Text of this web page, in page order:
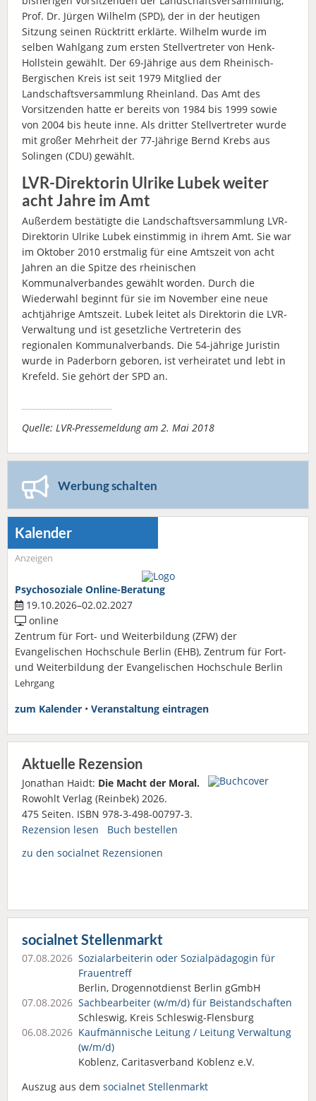
Prof. Dr. Jürgen Wilhelm (SPD), der in der heutigen
Sitzung seinen Rücktritt erklärte. Wilhelm wurde im
selben Wahlgang zum ersten Stellvertreter von Henk-
Hollstein gewählt. Der 69-Jährige aus dem Rheinisch-
Bergischen Kreis ist seit 1979 Mitglied der
Landschaftsversammlung Rheinland. Das Amt des
Vorsitzenden hatte er bereits von 1984 bis 1999 sowie
von 2004 bis heute inne. Als dritter Stellvertreter wurde
mit großer Mehrheit der 77-Jährige Bernd Krebs aus
Solingen (CDU) gewählt.
LVR-Direktorin Ulrike Lubek weiter
acht Jahre im Amt
Außerdem bestätigte die Landschaftsversammlung LVR-
Direktorin Ulrike Lubek einstimmig in ihrem Amt. Sie war
im Oktober 2010 erstmalig für eine Amtszeit von acht
Jahren an die Spitze des rheinischen
Kommunalverbandes gewählt worden. Durch die
Wiederwahl beginnt für sie im November eine neue
achtjährige Amtszeit. Lubek leitet als Direktorin die LVR-
Verwaltung und ist gesetzliche Vertreterin des
regionalen Kommunalverbands. Die 54-jährige Juristin
wurde in Paderborn geboren, ist verheiratet und lebt in
Krefeld. Sie gehört der SPD an.
Quelle: LVR-Pressemeldung am 2. Mai 2018
Werbung schalten
Kalender
Anzeigen
Psychosoziale Online-Beratung
19.10.2026–02.02.2027
online
Zentrum für Fort- und Weiterbildung (ZFW) der
Evangelischen Hochschule Berlin (EHB), Zentrum für Fort-
und Weiterbildung der Evangelischen Hochschule Berlin
Lehrgang
zum Kalender • Veranstaltung eintragen
Aktuelle Rezension
Jonathan Haidt: Die Macht der Moral.
Rowohlt Verlag (Reinbek) 2026.
475 Seiten. ISBN 978-3-498-00797-3.
Rezension lesen
Buch bestellen
zu den socialnet Rezensionen
socialnet Stellenmarkt
07.08.2026 Sozialarbeiterin oder Sozialpädagogin für
Frauentreff
Berlin, Drogennotdienst Berlin gGmbH
07.08.2026 Sachbearbeiter (w/m/d) für Beistandschaften
Schleswig, Kreis Schleswig-Flensburg
06.08.2026 Kaufmännische Leitung / Leitung Verwaltung
(w/m/d)
Koblenz, Caritasverband Koblenz e.V.
Auszug aus dem socialnet Stellenmarkt